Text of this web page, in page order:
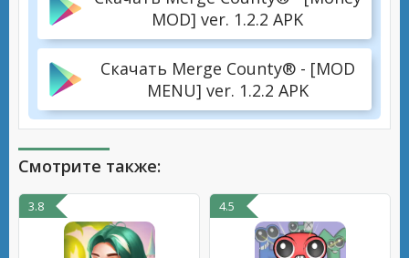
MOD] ver. 1.2.2 APK
Скачать Merge County® - [MOD
MENU] ver. 1.2.2 APK
Смотрите также:
3.8 4.5